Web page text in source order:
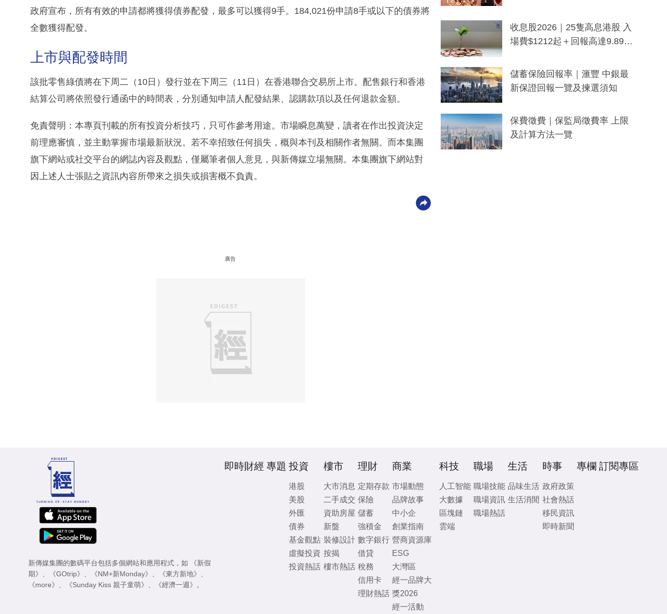
政府宣布，所有有效的申請都將獲得債券配發，最多可以獲得9手。184,021份申請8手或以下的債券將
全數獲得配發。
上市與配發時間
該批零售綠債將在下周二（10日）發行並在下周三（11日）在香港聯合交易所上市。配售銀行和香港
結算公司將依照發行通函中的時間表，分別通知申請人配發結果、認購款項以及任何退款金額。
免責聲明：本專頁刊載的所有投資分析技巧，只可作參考用途。市場瞬息萬變，讀者在作出投資決定
前理應審慎，並主動掌握市場最新狀況。若不幸招致任何損失，概與本刊及相關作者無關。而本集團
旗下網站或社交平台的網誌內容及觀點，僅屬筆者個人意見，與新傳媒立場無關。本集團旗下網站對
因上述人士張貼之資訊內容所帶來之損失或損害概不負責。
廣告
y及香港限定特調系列
收息股2026｜25隻高息港股 入
場費$1212起＋回報高達9.89
儲蓄保險回報率｜滙豐 中銀最
新保證回報一覽及揀選須知
保費徵費｜保監局徵費率 上限
及計算方法一覽
新傳媒集團的數碼平台包括多個網站和應用程式，如
《新假
期》 、 《GOtrip》 、 《NM+新Monday》 、 《東方新地》 、
《more》 、 《Sunday Kiss 親子童萌》 、 《經濟一週》 。
即時財經 專題 投資
港股
美股
外匯
債券
基金觀點
虛擬投資
投資熱話
樓市
大市消息
二手成交
資助房屋
新盤
裝修設計
按揭
樓市熱話
理財
定期存款
保險
儲蓄
強積金
數字銀行
借貸
稅務
信用卡
理財熱話
商業
市場動態
品牌故事
中小企
創業指南
營商資源庫
ESG
大灣區
經一品牌大
獎2026
經一活動
科技
人工智能
大數據
區塊鏈
雲端
職場
職場技能
職場資訊
職場熱話
生活
品味生活
生活消閒
時事
政府政策
社會熱話
移民資訊
即時新聞
專欄 訂閱專區